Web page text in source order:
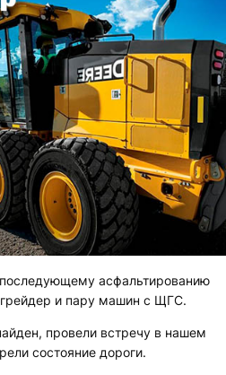
асфальтированию
и пару машин с ЩГС.
провели встречу в нашем
состояние дороги.